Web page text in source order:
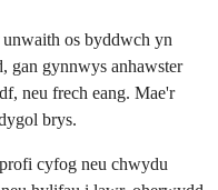
os byddwch yn
gan gynnwys anhawster
neu frech eang. Mae'r
brys.
cyfog neu chwydu